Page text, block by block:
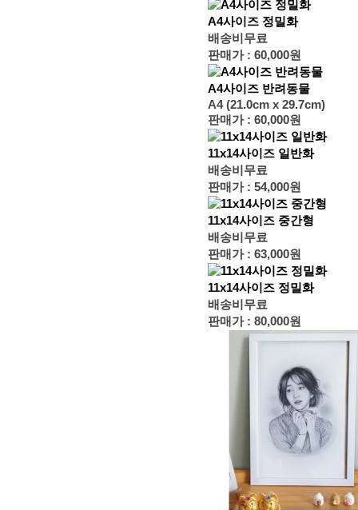
A4사이즈 정밀화
배송비무료
판매가 : 60,000원
A4사이즈 반려동물
A4 (21.0cm x 29.7cm)
판매가 : 60,000원
11x14사이즈 일반화
배송비무료
판매가 : 54,000원
11x14사이즈 중간형
배송비무료
판매가 : 63,000원
11x14사이즈 정밀화
배송비무료
판매가 : 80,000원